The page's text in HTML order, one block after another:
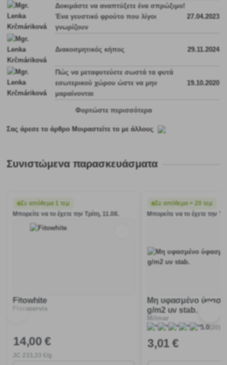
Δοκιμάστε να αναπτύξετε ένα σπρώξιμο!
Ένα γευστικό φρούτο που λίγοι
γνωρίζουν
27.04.2023
Διακοσμητικός κήπος 29.11.2024
Πώς να μεταφυτεύετε σωστά τα φυτά
εσωτερικού χώρου ώστε να μην
μαραίνονται
19.10.2020
Φορτώστε περισσότερα
Σας άρεσε το άρθρο Μοιραστείτε το με άλλους
Συνιστώμενα παρασκευάσματα
Σε απόθεμα 1 τεμ
Μπορείτε να το έχετε την Τρίτη, 11.08.
Fitowhite
Floraservis
14,00 €
233 ,33 €/g
Σε απόθεμα > 20 τεμ
Μπορείτε να το έχετε την
Μη υφασμένο
g/m2 uv stab.
Milmar
5.0(20)
3,01 €